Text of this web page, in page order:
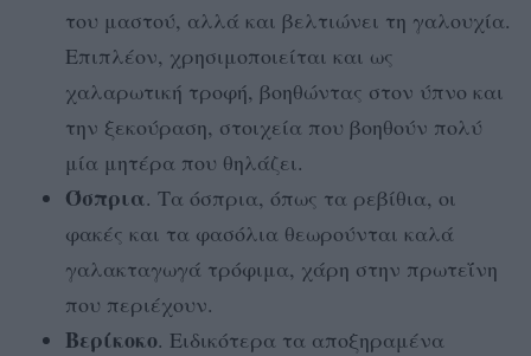
του μαστού, αλλά και βελτιώνει τη γαλουχία.
Επιπλέον, χρησιμοποιείται και ως
χαλαρωτική τροφή, βοηθώντας στον ύπνο και
την ξεκούραση, στοιχεία που βοηθούν πολύ
μία μητέρα που θηλάζει.
Όσπρια. Τα όσπρια, όπως τα ρεβίθια, οι
φακές και τα φασόλια θεωρούνται καλά
γαλακταγωγά τρόφιμα, χάρη στην πρωτεΐνη
που περιέχουν.
Βερίκοκο. Ειδικότερα τα αποξηραμένα